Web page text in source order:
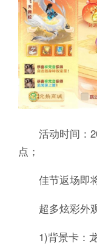
活动时间：
点；
佳节返场即将
超多炫彩外观
1)背景卡：龙